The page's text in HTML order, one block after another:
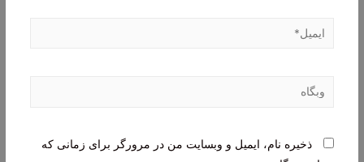
ایمیل*
وبگاه
ذخیره نام، ایمیل و وبسایت من در مرورگر برای زمانی که